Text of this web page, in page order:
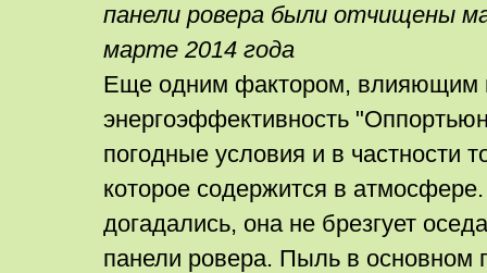
панели ровера были отчищены
марте 2014 года
Еще одним фактором, влияющим
энергоэффективность
погодные условия и в частности
которое содержится в
догадались, она не брезгует
панели ровера. Пыль в